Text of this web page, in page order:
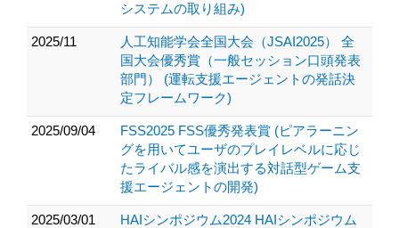
システムの取り組み)
2025/11
人工知能学会全国大会（JSAI2025） 全
国大会優秀賞（一般セッション口頭発表
部門） (運転支援エージェントの発話決
定フレームワーク)
2025/09/04
FSS2025 FSS優秀発表賞 (ピアラーニン
グを用いてユーザのプレイレベルに応じ
たライバル感を演出する対話型ゲーム支
援エージェントの開発)
2025/03/01
HAIシンポジウム2024 HAIシンポジウム